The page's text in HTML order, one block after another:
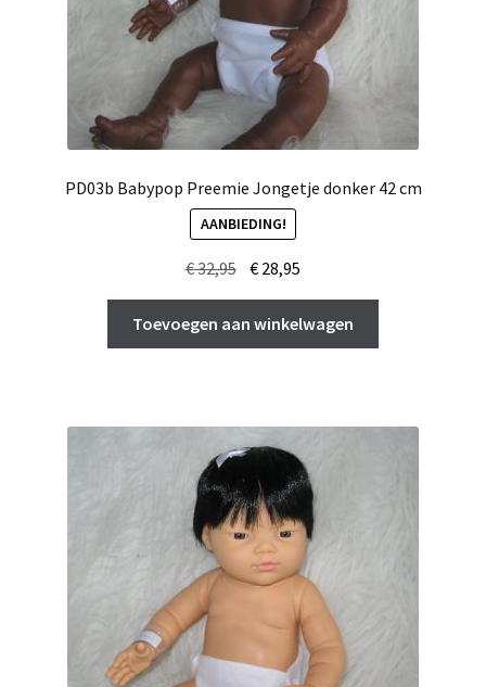
PD03b Babypop Preemie Jongetje donker 42 cm
AANBIEDING!
€32,95 Oorspronkelijke
prijs
was:
€ 32,95.
€ 28,95
prijs
is:
€ 28,95.
Toevoegen aan winkelwagen